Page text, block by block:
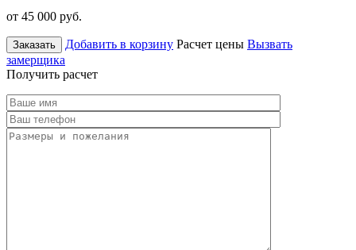
от 45 000 руб.
Заказать Добавить в корзину Расчет цены Вызвать
замерщика
Получить расчет